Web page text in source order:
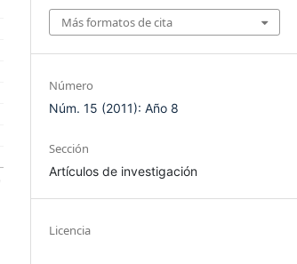
Más formatos de cita
Número
Núm. 15 (2011): Año 8
Sección
Artículos de investigación
Licencia